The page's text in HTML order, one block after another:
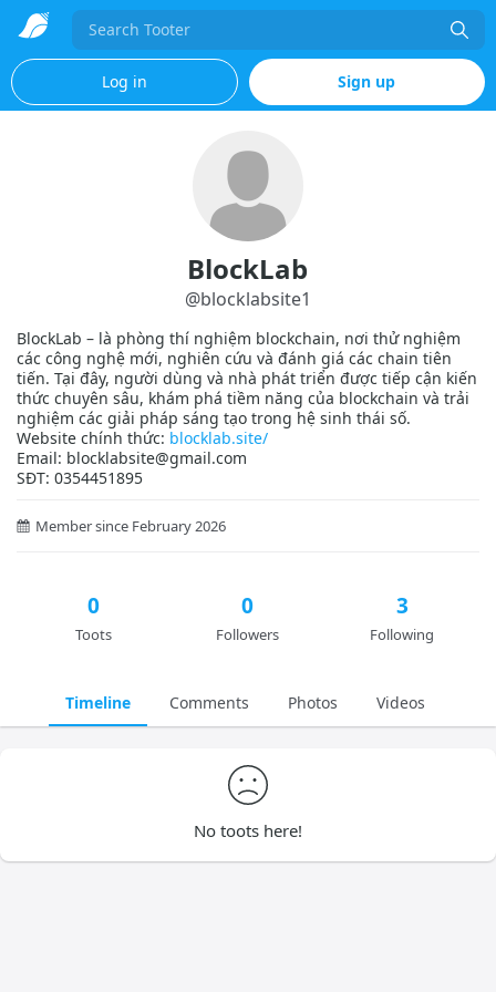
Search
Log in Sign up
BlockLab
@blocklabsite1
BlockLab – là phòng thí nghiệm blockchain, nơi thử nghiệm
các công nghệ mới, nghiên cứu và đánh giá các chain tiên
tiến. Tại đây, người dùng và nhà phát triển được tiếp cận kiến
thức chuyên sâu, khám phá tiềm năng của blockchain và trải
nghiệm các giải pháp sáng tạo trong hệ sinh thái số.
Website chính thức: blocklab.site/
Email: blocklabsite@gmail.com
SĐT: 0354451895
Member since February 2026
0
Toots
0
Followers
3
Following
Timeline Comments Photos Videos
No toots here!